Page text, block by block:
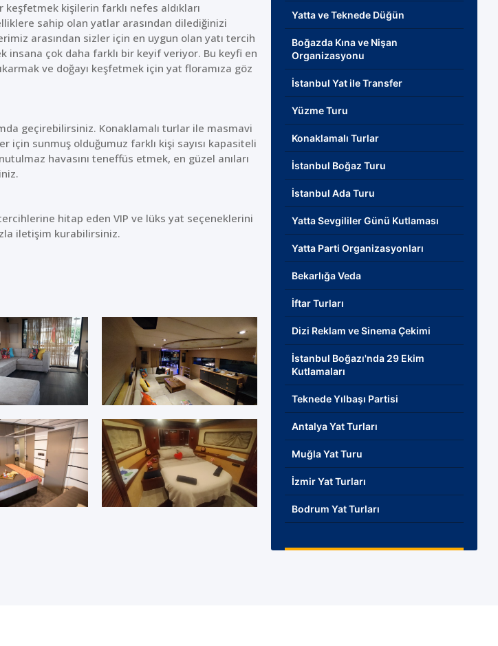
kişilerin farklı nefes aldıkları
sahip olan yatlar arasından dilediğinizi
arasından sizler için en uygun olan yatı tercih
insana çok daha farklı bir keyif veriyor. Bu keyfi en
ve doğayı keşfetmek için yat floramıza göz
geçirebilirsiniz. Konaklamalı turlar ile masmavi
için sunmuş olduğumuz farklı kişi sayısı kapasiteli
havasını teneffüs etmek, en güzel anıları
hitap eden VIP ve lüks yat seçeneklerini
iletişim kurabilirsiniz.
Yatta ve Teknede Düğün
Boğazda Kına ve Nişan
Organizasyonu
İstanbul Yat ile Transfer
Yüzme Turu
Konaklamalı Turlar
İstanbul Boğaz Turu
İstanbul Ada Turu
Yatta Sevgililer Günü Kutlaması
Yatta Parti Organizasyonları
Bekarlığa Veda
İftar Turları
Dizi Reklam ve Sinema Çekimi
İstanbul Boğazı'nda 29 Ekim
Kutlamaları
Teknede Yılbaşı Partisi
Antalya Yat Turları
Muğla Yat Turu
İzmir Yat Turları
Bodrum Yat Turları